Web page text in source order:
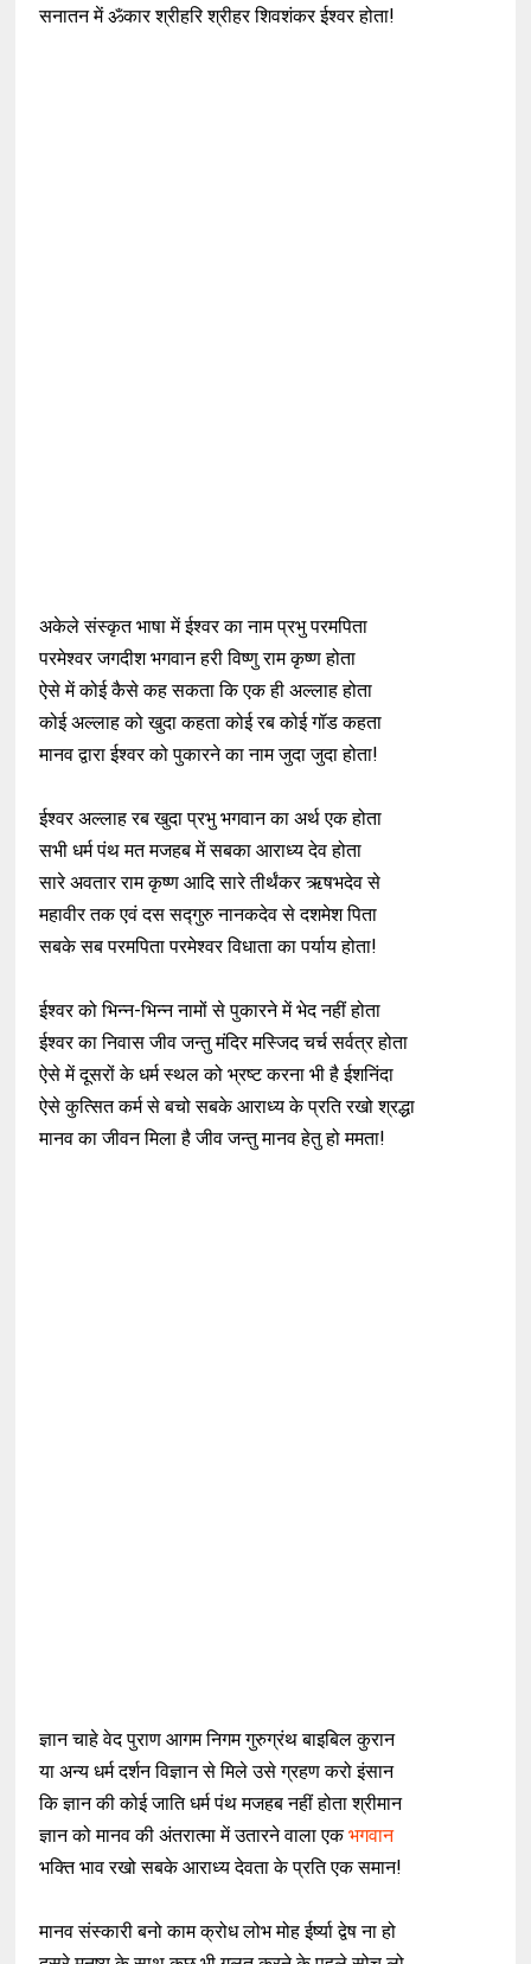
सनातन में ॐकार श्रीहरि श्रीहर शिवशंकर ईश्वर होता!
अकेले संस्कृत भाषा में ईश्वर का नाम प्रभु परमपिता
परमेश्वर जगदीश भगवान हरी विष्णु राम कृष्ण होता
ऐसे में कोई कैसे कह सकता कि एक ही अल्लाह होता
कोई अल्लाह को खुदा कहता कोई रब कोई गॉड कहता
मानव द्वारा ईश्वर को पुकारने का नाम जुदा जुदा होता!
ईश्वर अल्लाह रब खुदा प्रभु भगवान का अर्थ एक होता
सभी धर्म पंथ मत मजहब में सबका आराध्य देव होता
सारे अवतार राम कृष्ण आदि सारे तीर्थंकर ऋषभदेव से
महावीर तक एवं दस सद्गुरु नानकदेव से दशमेश पिता
सबके सब परमपिता परमेश्वर विधाता का पर्याय होता!
ईश्वर को भिन्न-भिन्न नामों से पुकारने में भेद नहीं होता
ईश्वर का निवास जीव जन्तु मंदिर मस्जिद चर्च सर्वत्र होता
ऐसे में दूसरों के धर्म स्थल को भ्रष्ट करना भी है ईशनिंदा
ऐसे कुत्सित कर्म से बचो सबके आराध्य के प्रति रखो श्रद्धा
मानव का जीवन मिला है जीव जन्तु मानव हेतु हो ममता!
ज्ञान चाहे वेद पुराण आगम निगम गुरुग्रंथ बाइबिल कुरान
या अन्य धर्म दर्शन विज्ञान से मिले उसे ग्रहण करो इंसान
कि ज्ञान की कोई जाति धर्म पंथ मजहब नहीं होता श्रीमान
ज्ञान को मानव की अंतरात्मा में उतारने वाला एकभगवान
भक्ति भाव रखो सबके आराध्य देवता के प्रति एक समान!
मानव संस्कारी बनो काम क्रोध लोभ मोह ईर्ष्या द्वेष ना हो